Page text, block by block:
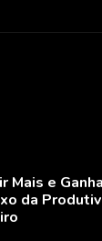
Mais e
da